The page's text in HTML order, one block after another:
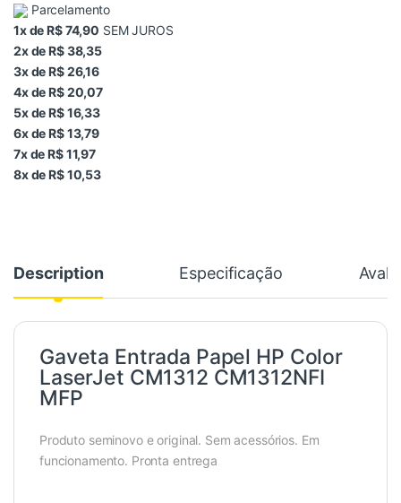
Parcelamento
1x de R$ 74,90 SEM JUROS
2x de R$ 38,35
3x de R$ 26,16
4x de R$ 20,07
5x de R$ 16,33
6x de R$ 13,79
7x de R$ 11,97
8x de R$ 10,53
Description Especificação
Gaveta Entrada Papel HP Color
LaserJet CM1312 CM1312NFI
MFP
Produto seminovo e original. Sem acessórios. Em
funcionamento. Pronta entrega